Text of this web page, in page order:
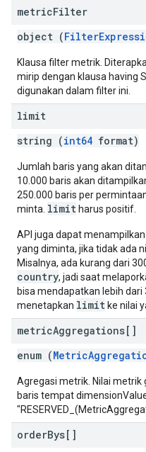
metricFilter
object (
Klausa filter metrik.
mirip dengan klausa having
digunakan dalam filter ini.
limit
string (int64 format)
Jumlah baris yang akan
10.000 baris akan
250.000 baris per
minta. limit harus positif.
API juga dapat
yang diminta, jika tidak ada
Misalnya, ada kurang dari
country, jadi saat
bisa mendapatkan lebih
menetapkan limit ke nilai
metricAggregations[]
enum (
Agregasi metrik. Nilai metrik
baris tempat
orderBys[]